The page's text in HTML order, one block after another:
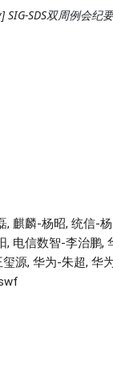
SDS双周例会纪要
, 麒麟-杨昭, 统信-杨
, 电信数智-李治鹏,
源, 华为-朱超, 华